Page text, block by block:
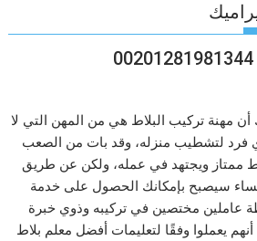
أن مهنة تركيب البلاط هي من المهن التي لا
فرد لتشطيب منزله، وقد بات من الصعب
ممتاز ويجتهد في عمله، ولكن عن طريق
سيصبح بإمكانك الحصول على خدمة
عاملين مختصين في تركيبه وذوي خبرة
يعملوا وفقًا لتعليمات أفضل معلم بلاط